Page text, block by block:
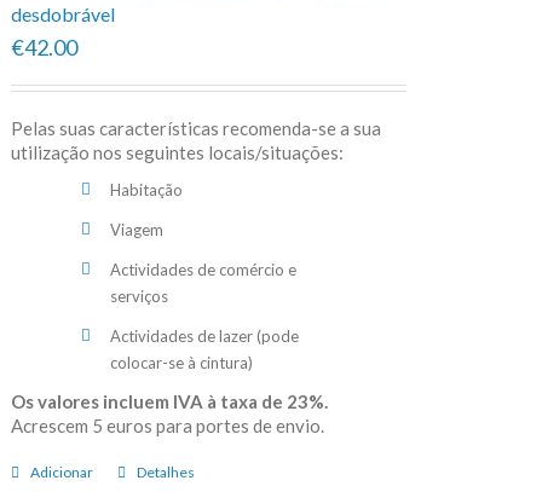
desdobrável
€42.00
Pelas suas características recomenda-se a sua
utilização nos seguintes locais/situações:
Habitação
Viagem
Actividades de comércio e
serviços
Actividades de lazer (pode
colocar-se à cintura)
Os valores incluem IVA à taxa de 23%.
Acrescem 5 euros para portes de envio.
Adicionar Detalhes